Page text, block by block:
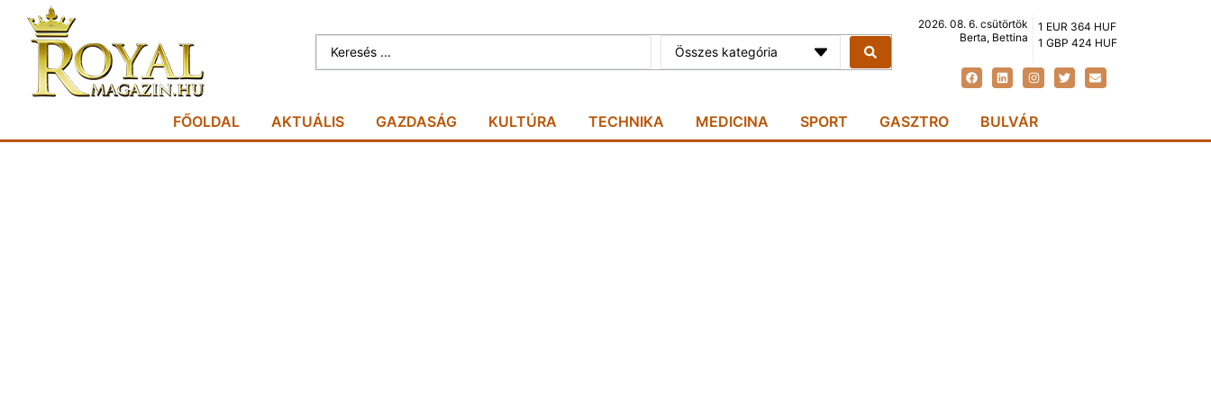
Összes kategória
2026. 08. 6. csütörtök
Berta, Bettina
1 EUR 364 HUF
1 GBP 424 HUF
FŐOLDAL AKTUÁLIS GAZDASÁG KULTÚRA TECHNIKA MEDICINA SPORT GASZTRO BULVÁR